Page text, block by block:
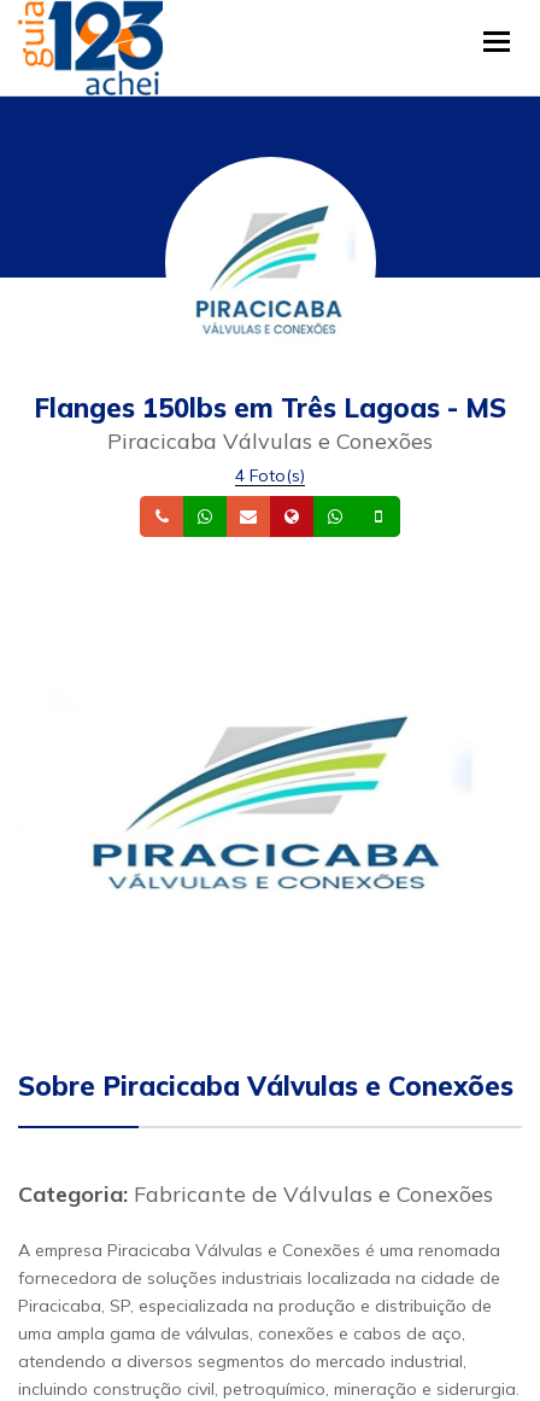
Flanges 150lbs em Três Lagoas - MS
Piracicaba Válvulas e Conexões
4 Foto(s)
TelefoneWhatsapp
Email Site Whatsapp
Sobre Piracicaba Válvulas e Conexões
Categoria: Fabricante de Válvulas e Conexões
A empresa Piracicaba Válvulas e Conexões é uma renomada
fornecedora de soluções industriais localizada na cidade de
Piracicaba, SP, especializada na produção e distribuição de
uma ampla gama de válvulas, conexões e cabos de aço,
atendendo a diversos segmentos do mercado industrial,
incluindo construção civil, petroquímico, mineração e siderurgia.